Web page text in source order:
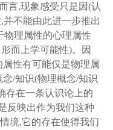
言,现象感受只是因(认
不能由此进一步推出
物理属性的心理属性
而上学可能性)。因
性有可能仅是物理属
/知识(物理概念/知识
存在一条认识论上的
反映出作为我们这种
境,它的存在使得我们